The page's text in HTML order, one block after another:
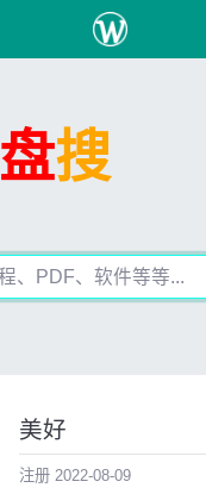
盘搜
美好
注册 2022-08-09